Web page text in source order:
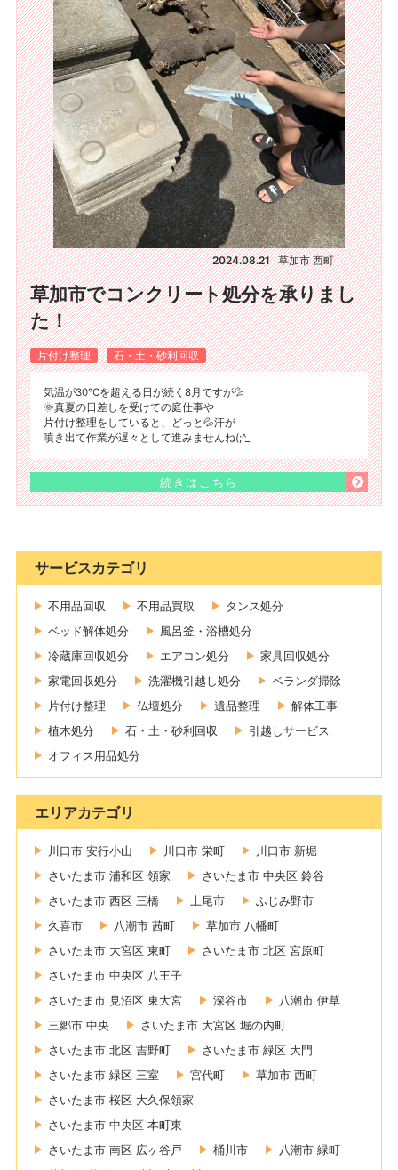
2024.08.21 草加市 西町
草加市でコンクリート処分を承りまし
た！
片付け整理 石・土・砂利回収
気温が30℃を超える日が続く8月ですが💦
🌞真夏の日差しを受けての庭仕事や
片付け整理をしていると、どっと💦汗が
噴き出て作業が遅々として進みませんね(;^_
続きはこちら
サービスカテゴリ
不用品回収 不用品買取
タンス処分
ベッド解体処分
風呂釜・浴槽処分
冷蔵庫回収処分
エアコン処分
家具回収処分
家電回収処分
洗濯機引越し処分
ベランダ掃除
片付け整理
仏壇処分 遺品整理
解体工事
植木処分
石・土・砂利回収
引越しサービス
オフィス用品処分
エリアカテゴリ
川口市 安行小山 川口市 栄町
川口市 新堀
さいたま市 浦和区 領家
さいたま市 中央区 鈴谷
さいたま市 西区 三橋
上尾市
ふじみ野市
久喜市
八潮市 茜町
草加市 八幡町
さいたま市 大宮区 東町
さいたま市 北区 宮原町
さいたま市 中央区 八王子
さいたま市 見沼区 東大宮
深谷市
八潮市 伊草
三郷市 中央
さいたま市 大宮区 堀の内町
さいたま市 北区 吉野町
さいたま市 緑区 大門
さいたま市 緑区 三室
宮代町
草加市 西町
さいたま市 桜区 大久保領家
さいたま市 中央区 本町東
さいたま市 南区 広ヶ谷戸
桶川市
八潮市 緑町